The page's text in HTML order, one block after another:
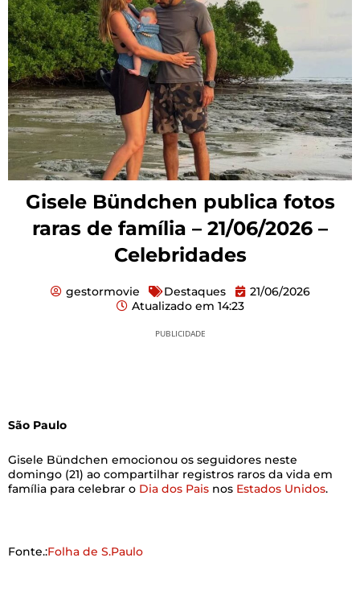
Gisele Bündchen publica fotos
raras de família – 21/06/2026 –
Celebridades
gestormovie Destaques
21/06/2026
Atualizado em 14:23
PUBLICIDADE
São Paulo
Gisele Bündchen emocionou os seguidores neste
domingo (21) ao compartilhar registros raros da vida em
família para celebrar o Dia dos Pais nos Estados Unidos.
Fonte.:Folha de S.Paulo